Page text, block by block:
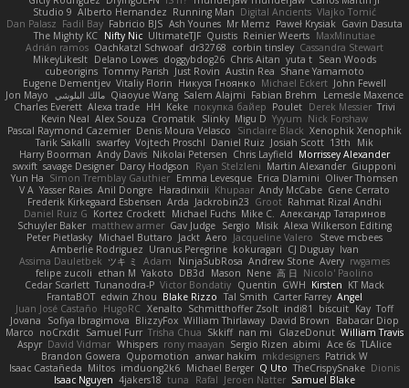
Studio 9 Alberto Hernandez Running Man Digital Ancients Vlajko Tomić
Dan Palasz Fadil Bay Fabricio BJS Ash Younes Mr Memz Paweł Krysiak Gavin Dasuta
The Mighty KC Nifty Nic UltimateTJF Quistis Reinier Weerts MaxMinutiae
Adrián ramos Oachkatzl Schwoaf dr32768 corbin tinsley Cassandra Stewart
MikeyLikesIt Delano Lowes doggybdog26 Chris Aitan yuta t Sean Woods
cubeorigins Tommy Parish Just Rovin Austin Rea Shane Yamamoto
Eugene Dementjev Vitaliy Florin Никуся Гноянко Michael Eckert John Fewell
Jon Mayo مالك البلوشي Qiaoyue Wang Salem Alajmi Fabian Brehm
Lemesle Maxence
Charles Everett Alexa trade HH Keke покупка байер Poulet Derek Messier Trivi
Kevin Neal Alex Souza Cromatik Slinky Migu D Yyyum Nick Forshaw
Pascal Raymond Cazemier Denis Moura Velasco Sinclaire Black Xenophik Xenophik
Tarik Sakalli swarfey Vojtech Proschl Daniel Ruiz Josiah Scott 13th
Mik
Harry Boorman Andy Davis Nikolai Petersen Chris Layfield Morrissey Alexander
swxift savage Designer Darcy Hodgson Ryan Stelzleni Martin Alexander Giupponi
Yun Ha Simon Tremblay Gauthier Emma Levesque Erica Dlamini Oliver Thomsen
V A Yasser Raies Anil Dongre Haradinxiii Khupaar Andy McCabe Gene Cerrato
Frederik Kirkegaard Esbensen Arda Jackrobin23 Groot Rahmat Rizal Andhi
Daniel Ruiz G Kortez Crockett Michael Fuchs Mike C. Александр Татаринов
Schuyler Baker matthew armer Gav Judge Sergio Misik Alexa Wilkerson Editing
Peter Pietlasky Michael Buttaro Jackt Aero Jacqueline Valero
Steve mcbees
Amberlie Rodriguez Uranus Peregrine kokuragari CJ Duguay Ivan
Assima Dauletbek ツキ ミ Adam NinjaSubRosa Andrew Stone Avery rwgames
felipe zucoli ethan M Yakoto DB3d Mason Nene 高 日 Nicolo' Paolino
Cedar Scarlett Tunanodra-P Victor Bondatiy Quentin GWH Kirsten KT Mack
FrantaBOT edwin Zhou Blake Rizzo Tal Smith Carter Farrey Angel
Juan José Castaño HugoRC Xenalto Schmitthoffer Zsolt indi81 biscuit Kay Toff
Jovana
Sofiya Ibragimova BlizzyFox William Thirlaway David Brown
Babacar Diop
Marco noCrxdit Samuel Furr Trisha Chua Skkiff nan mi GlazeDonut William Travis
Aspyr David Vidmar Whispers rony maayan Sergio Rizen abimi Ace 6s TLAlice
Brandon Gowera Qupomotion anwar hakim mkdesigners Patrick W
Isaac Castañeda Miltos imduong2k6 Michael Berger Q Uto TheCrispySnake Dionis
Isaac Nguyen 4jakers18 tuna Rafal Jeroen Natter Samuel Blake